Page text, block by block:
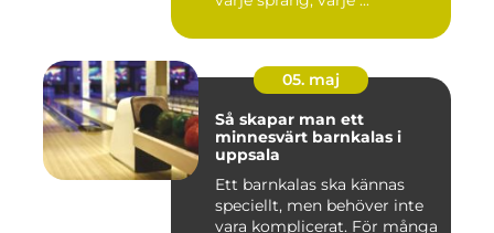
05. maj
Så skapar man ett
minnesvärt barnkalas i
uppsala
Ett barnkalas ska kännas
speciellt, men behöver inte
vara komplicerat. För många